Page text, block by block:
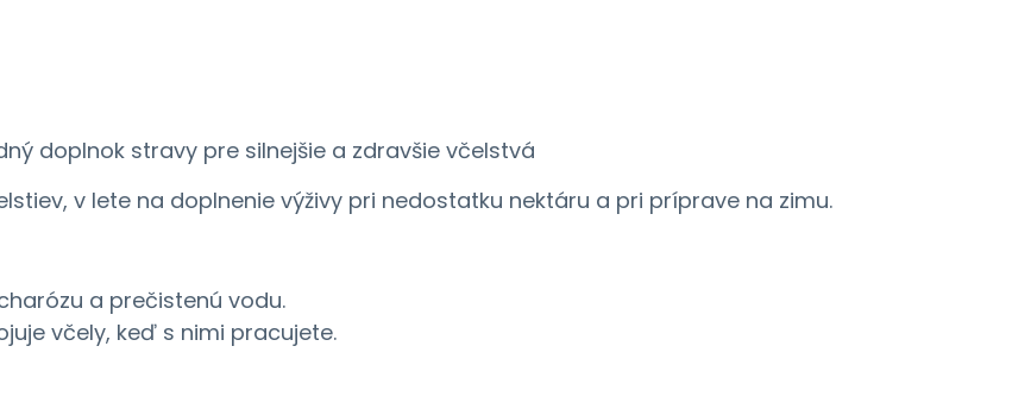
doplnok stravy pre silnejšie a zdravšie včelstvá
v lete na doplnenie výživy pri nedostatku nektáru a pri príprave na zimu.
a prečistenú vodu.
včely, keď s nimi pracujete.